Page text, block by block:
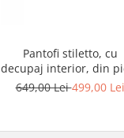
Pantofi stiletto, cu
decupaj interior, din
bronz
649,00 Lei499,00 Lei